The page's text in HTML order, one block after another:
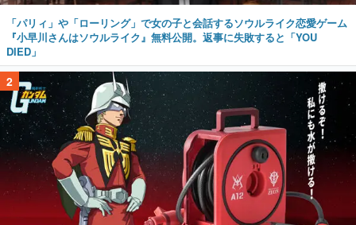
「パリィ」や「ローリング」で女の子と会話するソウルライク恋愛ゲーム
『小早川さんはソウルライク』無料公開。返事に失敗すると「YOU
DIED」
2